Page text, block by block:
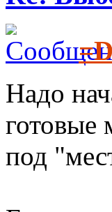
Надо
готовые
под